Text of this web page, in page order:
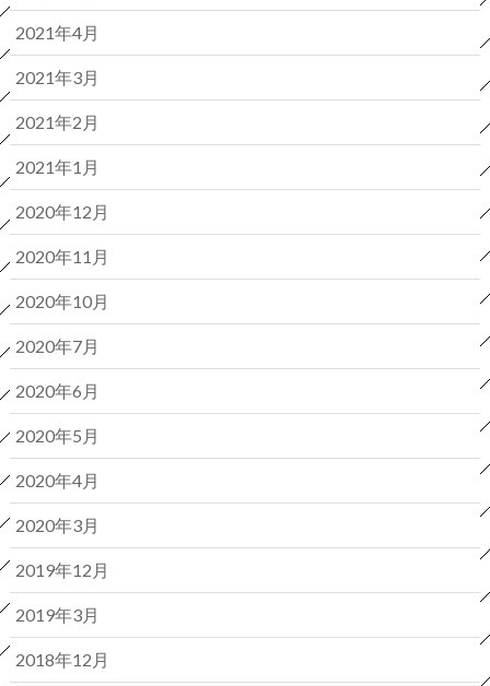
2021年4月
2021年3月
2021年2月
2021年1月
2020年12月
2020年11月
2020年10月
2020年7月
2020年6月
2020年5月
2020年4月
2020年3月
2019年12月
2019年3月
2018年12月